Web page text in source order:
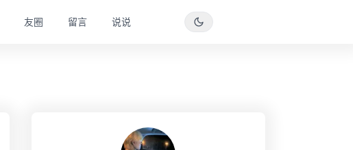
友圈 留言 说说